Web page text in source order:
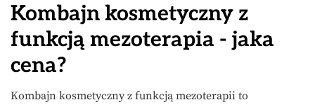
Kombajn kosmetyczny z
funkcją mezoterapia - jaka
cena?
Kombajn kosmetyczny z funkcją mezoterapii to